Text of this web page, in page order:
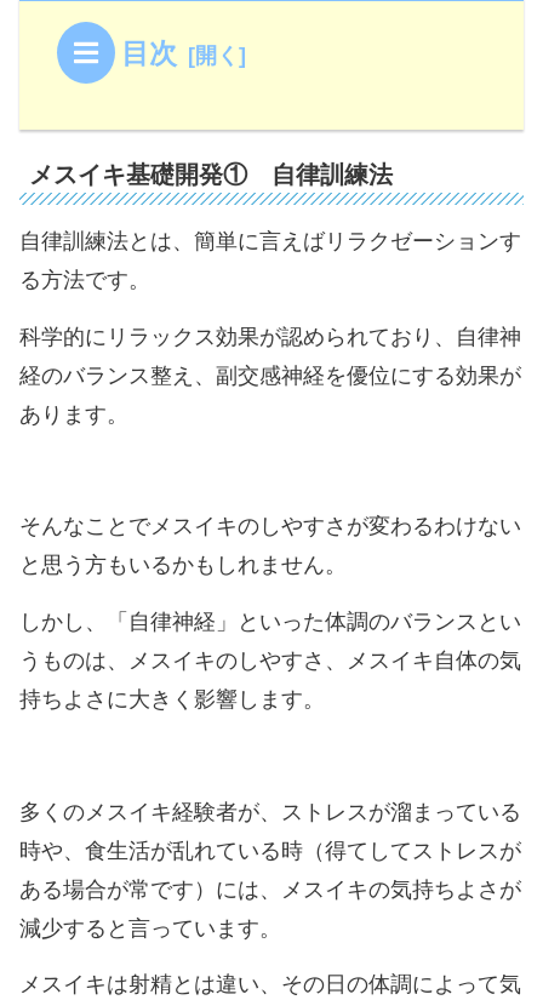
目次
メスイキ基礎開発① 自律訓練法
自律訓練法とは、簡単に言えばリラクゼーションす
る方法です。
科学的にリラックス効果が認められており、自律神
経のバランス整え、副交感神経を優位にする効果が
あります。
そんなことでメスイキのしやすさが変わるわけない
と思う方もいるかもしれません。
しかし、「自律神経」といった体調のバランスとい
うものは、メスイキのしやすさ、メスイキ自体の気
持ちよさに大きく影響します。
多くのメスイキ経験者が、ストレスが溜まっている
時や、食生活が乱れている時（得てしてストレスが
ある場合が常です）には、メスイキの気持ちよさが
減少すると言っています。
メスイキは射精とは違い、その日の体調によって気